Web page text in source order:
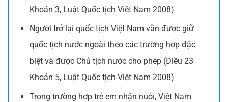
Khoản 3, Luật Quốc tịch Việt Nam 2008)
Người trở lại quốc tịch Việt Nam vẫn được giữ
quốc tịch nước ngoài theo các trường hợp đặc
biệt và được Chủ tịch nước cho phép (Điều 23
Khoản 5, Luật Quốc tịch Việt Nam 2008)
Trong trường hợp trẻ em nhận nuôi, Việt Nam